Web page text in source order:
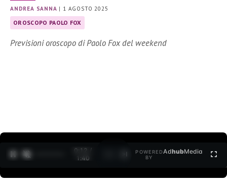
ANDREA SANNA | 1 AGOSTO 2025
OROSCOPO PAOLO FOX
Previsioni oroscopo di Paolo Fox del weekend
0:12 /
1:40
POWERED
BY
AdhubMedia